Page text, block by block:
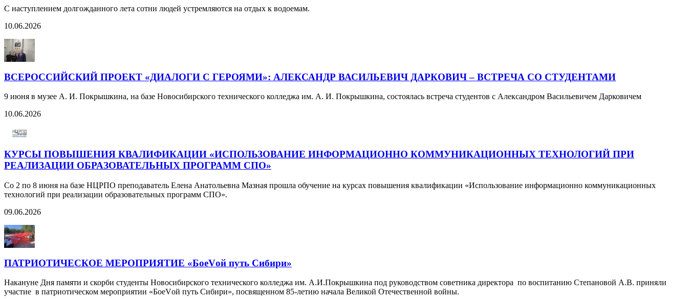
С наступлением долгожданного лета сотни людей устремляются на отдых к водоемам.
10.06.2026
ВСЕРОССИЙСКИЙ ПРОЕКТ «ДИАЛОГИ С ГЕРОЯМИ»: АЛЕКСАНДР ВАСИЛЬЕВИЧ ДАРКОВИЧ – ВСТРЕЧА СО СТУДЕНТАМИ
9 июня в музее А. И. Покрышкина, на базе Новосибирского технического колледжа им. А. И. Покрышкина, состоялась встреча студентов с Александром Васильевичем Дарковичем
10.06.2026
КУРСЫ ПОВЫШЕНИЯ КВАЛИФИКАЦИИ «ИСПОЛЬЗОВАНИЕ ИНФОРМАЦИОННО КОММУНИКАЦИОННЫХ ТЕХНОЛОГИЙ ПРИ
РЕАЛИЗАЦИИ ОБРАЗОВАТЕЛЬНЫХ ПРОГРАММ СПО»
Со 2 по 8 июня на базе НЦРПО преподаватель Елена Анатольевна Мазная прошла обучение на курсах повышения квалификации «Использование информационно коммуникационных
технологий при реализации образовательных программ СПО».
09.06.2026
ПАТРИОТИЧЕСКОЕ МЕРОПРИЯТИЕ «БоеVой путь Сибири»
Накануне Дня памяти и скорби студенты Новосибирского технического колледжа им. А.И.Покрышкина под руководством советника директора по воспитанию Степановой А.В. приняли
участие в патриотическом мероприятии «БоеVой путь Сибири», посвященном 85-летию начала Великой Отечественной войны.